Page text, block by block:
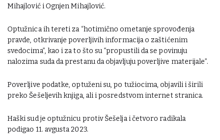
Mihajlović i Ognjen Mihajlović.
Optužnica ih tereti za “hotimično ometanje sprovođenja
pravde, otkrivanje poverljivih informacija o zaštićenim
svedocima”, kao i za to što su “propustili da se povinuju
nalozima suda da prestanu da objavljuju poverljive materijale”.
Poverljive podatke, optuženi su, po tužiocima, objavili i širili
preko Šešeljevih knjiga, ali i posredstvom internet stranica.
Haški sud je optužnicu protiv Šešelja i četvoro radikala
podigao 11. avgusta 2023.